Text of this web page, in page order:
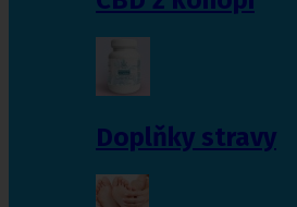
Doplňky stravy